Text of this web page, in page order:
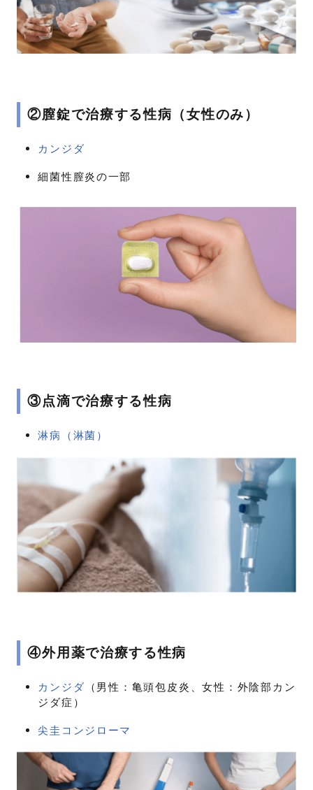
②膣錠で治療する性病（女性のみ）
カンジダ
細菌性膣炎の一部
③点滴で治療する性病
淋病（淋菌）
④外用薬で治療する性病
カンジダ （男性：亀頭包皮炎、女性：外陰部カン
ジダ症）
尖圭コンジローマ